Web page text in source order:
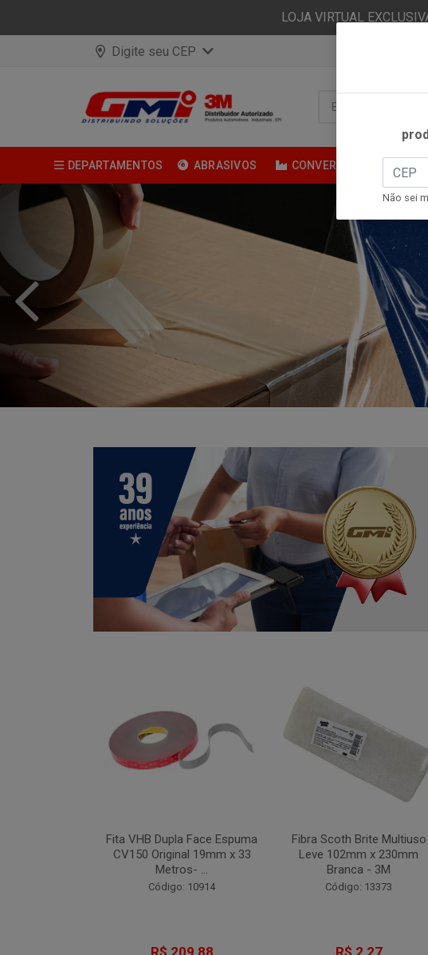
LOJA VIRTUAL
Digite seu CEP
DEPARTAMENTOS ABRASIVOS CONVERSÃO FITAS
Fita VHB Dupla Face Espuma
CV150 Original 19mm x 33
Metros- ...
Código: 10914
Fibra Scoth Brite Multiuso
Leve 102mm x 230mm
Branca - 3M
Código: 13373
Não sei